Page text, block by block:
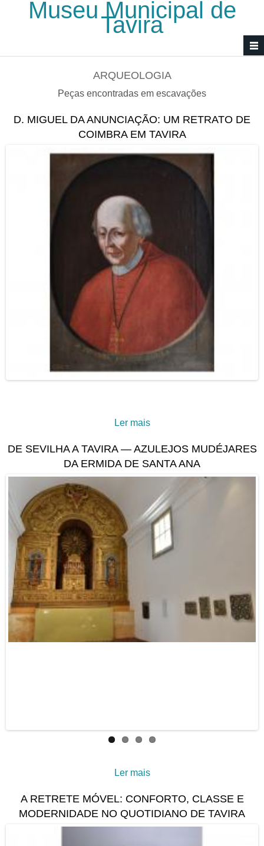
Passar para o conteúdo principal
Museu Municipal de
Tavira
ARQUEOLOGIA
Peças encontradas em escavações
D. MIGUEL DA ANUNCIAÇÃO: UM RETRATO DE
COIMBRA EM TAVIRA
Ler mais
Coimbra em Tavira
DE SEVILHA A TAVIRA — AZULEJOS MUDÉJARES
DA ERMIDA DE SANTA ANA
Ler mais
Mudéjares da Ermida de
Santa Ana
A RETRETE MÓVEL: CONFORTO, CLASSE E
MODERNIDADE NO QUOTIDIANO DE TAVIRA